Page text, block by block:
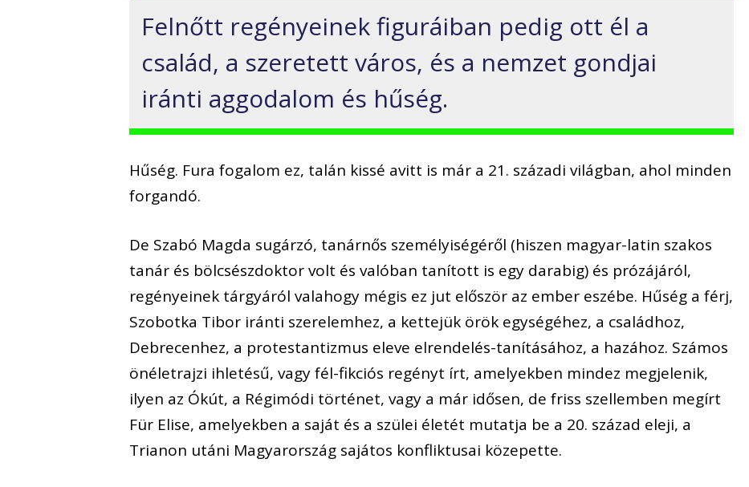
Felnőtt regényeinek figuráiban pedig ott él a
család, a szeretett város, és a nemzet gondjai
iránti aggodalom és hűség.
Hűség. Fura fogalom ez, talán kissé avitt is már a 21. századi világban, ahol minden
forgandó.
De Szabó Magda sugárzó, tanárnős személyiségéről (hiszen magyar-latin szakos
tanár és bölcsészdoktor volt és valóban tanított is egy darabig) és prózájáról,
regényeinek tárgyáról valahogy mégis ez jut először az ember eszébe. Hűség a férj,
Szobotka Tibor iránti szerelemhez, a kettejük örök egységéhez, a családhoz,
Debrecenhez, a protestantizmus eleve elrendelés-tanításához, a hazához. Számos
önéletrajzi ihletésű, vagy fél-fikciós regényt írt, amelyekben mindez megjelenik,
ilyen az Ókút, a Régimódi történet, vagy a már idősen, de friss szellemben megírt
Für Elise, amelyekben a saját és a szülei életét mutatja be a 20. század eleji, a
Trianon utáni Magyarország sajátos konfliktusai közepette.